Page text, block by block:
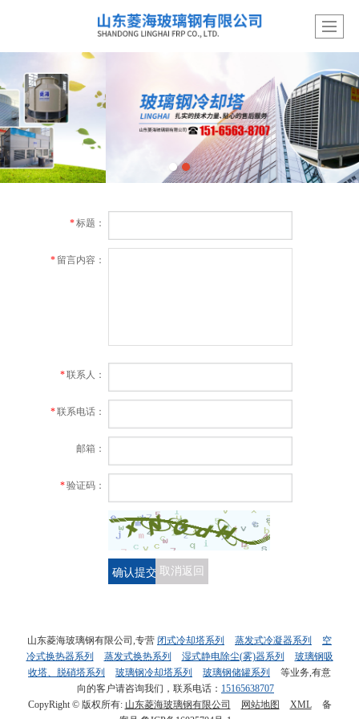
*标题：
* 留言内容：
*联系人：
*联系电话：
邮箱：
*验证码：
确认提交 取消返回
山东菱海玻璃钢有限公司,专营 闭式冷却塔系列 蒸发式冷凝器系列
空
冷式换热器系列
蒸发式换热系列 湿式静电除尘(雾)器系列
玻璃钢吸
收塔、脱硝塔系列
玻璃钢冷却塔系列 玻璃钢储罐系列
等业务,有意
向的客户请咨询我们，联系电话： 15165638707
CopyRight © 版权所有: 山东菱海玻璃钢有限公司 网站地图 XML
备